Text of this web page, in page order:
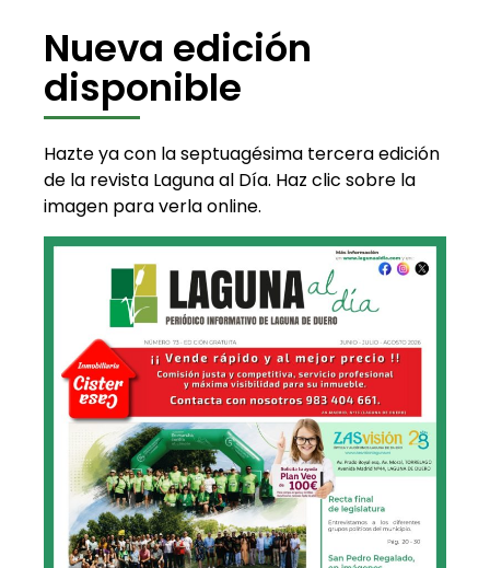
Nueva edición
disponible
Hazte ya con la septuagésima tercera edición
de la revista Laguna al Día. Haz clic sobre la
imagen para verla online.